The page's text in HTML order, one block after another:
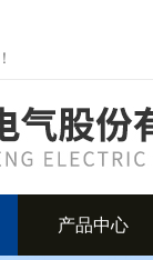
产品中心